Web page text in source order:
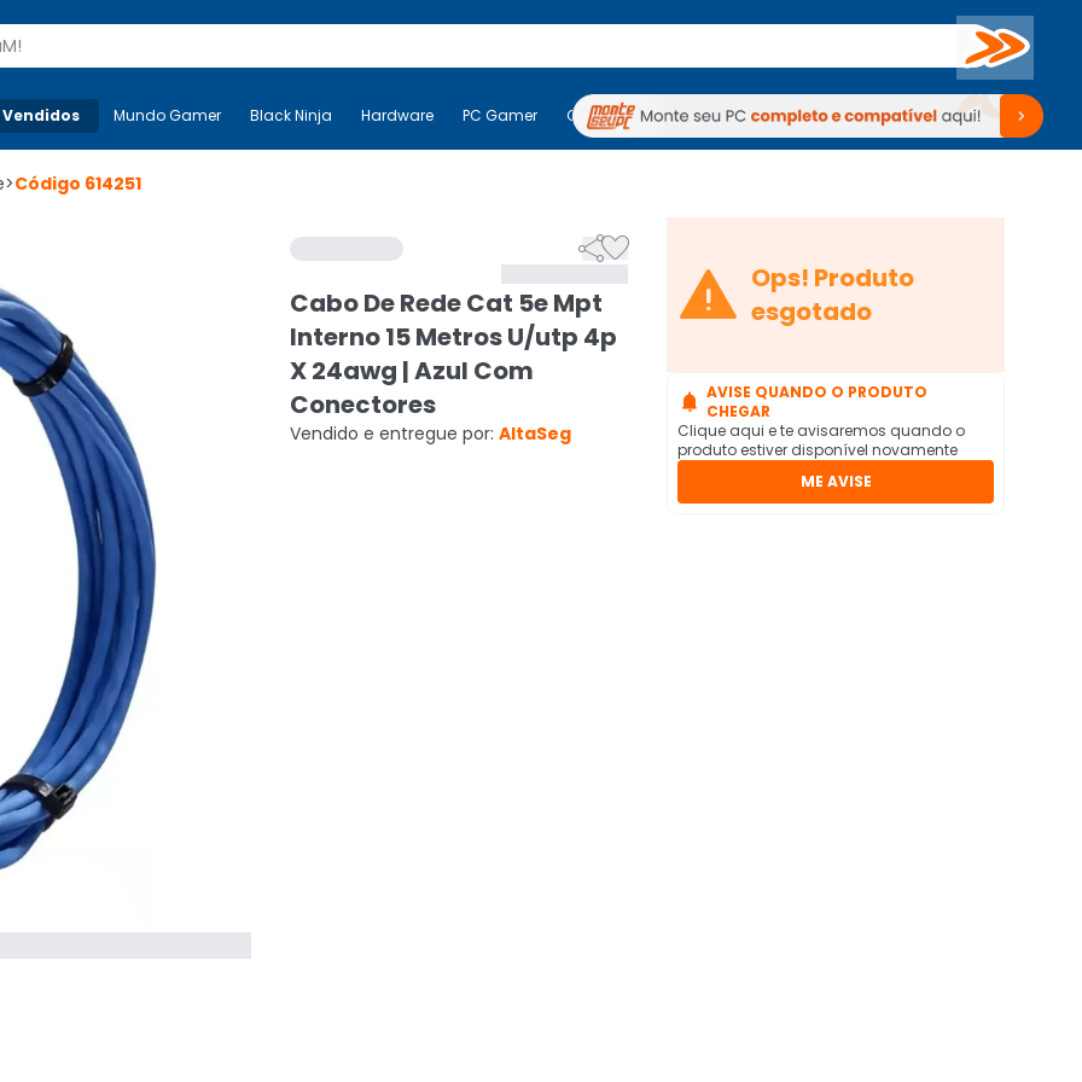
Buscar
Mais-v- Mundo Gamer Black Ninja Hardware PC Gamer Computadores Periféricos TV Venda no KaBuM!
Mundo Gamer Black Ninja Hardware PC Gamer Computadores Periféricos TV Venda no KaBuM!
>Código 614251

Cabo De Rede Cat 5e Mpt
Interno 15 Metros U/utp 4p
X 24awg | Azul Com
Conectores
Vendido e entregue por: AltaSeg
 Ops! Produto
esgotado
 AVISE QUANDO O PRODUTO
CHEGAR
Clique aqui e te avisaremos quando o
produto estiver disponível novamente
ME AVISE